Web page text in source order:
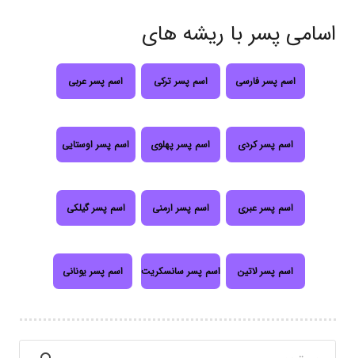
اسامی پسر با ریشه های
اسم پسر فارسی اسم پسر ترکی اسم پسر عربی
اسم پسر کردی اسم پسر پهلوی اسم پسر اوستایی
اسم پسر عبری اسم پسر ارمنی اسم پسر گیلکی
اسم پسر لاتین اسم پسر سانسکریت اسم پسر یونانی